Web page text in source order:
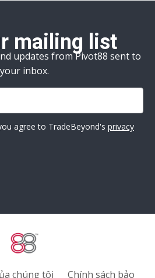
mailing list
updates from Pivot88 sent to
your inbox.
agree to TradeBeyond's privacy
chúng tôi Chính sách bảo